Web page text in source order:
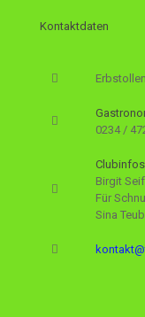
Kontaktdaten
0234 /
Birgit
Für
Sina